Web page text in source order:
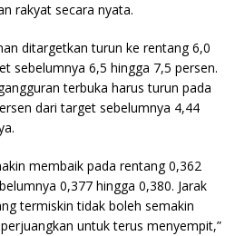
rakyat secara nyata.
ditargetkan turun ke rentang 6,0
sebelumnya 6,5 hingga 7,5 persen.
terbuka harus turun pada
dari target sebelumnya 4,44
membaik pada rentang 0,362
0,377 hingga 0,380. Jarak
termiskin tidak boleh semakin
untuk terus menyempit,”